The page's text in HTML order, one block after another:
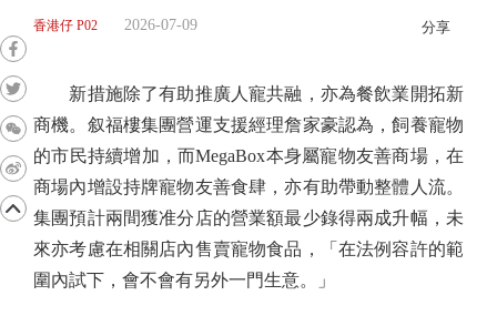
香港仔 P02 2026-07-09 分享
新措施除了有助推廣人寵共融，亦為餐飲業開拓新
商機。叙福樓集團營運支援經理詹家豪認為，飼養寵物
的市民持續增加，而MegaBox本身屬寵物友善商場，在
商場內增設持牌寵物友善食肆，亦有助帶動整體人流。
集團預計兩間獲准分店的營業額最少錄得兩成升幅，未
來亦考慮在相關店內售賣寵物食品，「在法例容許的範
圍內試下，會不會有另外一門生意。」